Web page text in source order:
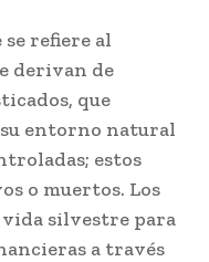
refiere al
derivan de
que
entorno natural
estos
o muertos. Los
silvestre para
a través